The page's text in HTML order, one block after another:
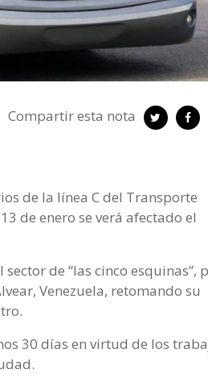
Compartir esta nota
de la línea C del Transporte
de enero se verá afectado el
de “las cinco esquinas”,
Venezuela, retomando su
30 días en virtud de los